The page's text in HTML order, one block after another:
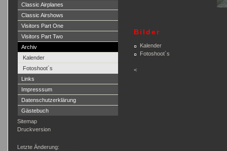
Classic Airplanes
Classic Airshows
Visitors Part One
Visitors Part Two
Archiv
Kalender
Fotoshoot´s
Links
Impresssum
Datenschutzerklärung
Gästebuch
Sitemap
Druckversion
Letzte Änderung:
Bilder
Kalender
Fotoshoot´s
<